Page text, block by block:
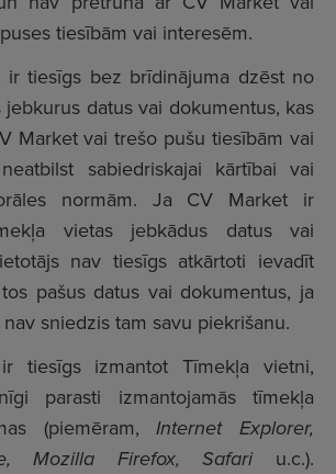
tiesībām vai interesēm.
ir tiesīgs bez brīdinājuma dzēst no
datus vai dokumentus, kas
Market vai trešo pušu tiesībām vai
sabiedriskajai kārtībai vai
normām. Ja CV Market ir
vietas jebkādus datus vai
nav tiesīgs atkārtoti ievadīt
pašus datus vai dokumentus, ja
sniedzis tam savu piekrišanu.
tiesīgs izmantot Tīmekļa vietni,
parasti izmantojamās tīmekļa
(piemēram,Internet Explorer,
Mozilla Firefox, Safari u.c.).